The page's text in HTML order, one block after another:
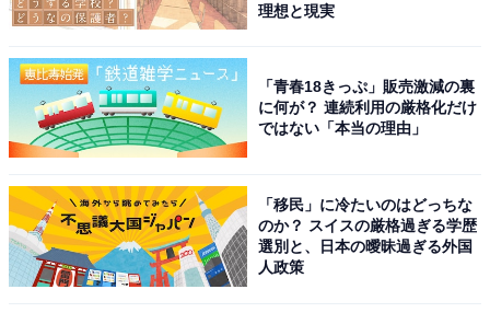
です。
＞3つ目の意外な理由は……？
理想と現実
「青春18きっぷ」販売激減の裏
に何が？ 連続利用の厳格化だけ
ではない「本当の理由」
「移民」に冷たいのはどっちな
のか？ スイスの厳格過ぎる学歴
選別と、日本の曖昧過ぎる外国
人政策